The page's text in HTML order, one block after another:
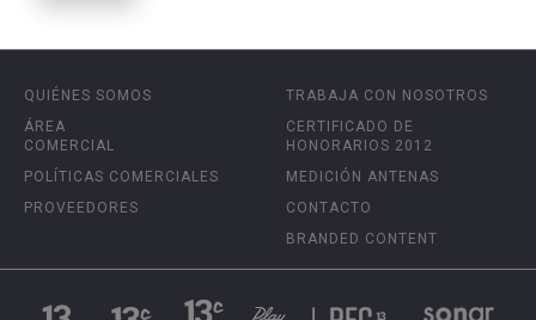
QUIÉNES SOMOS
ÁREA
COMERCIAL
POLÍTICAS COMERCIALES
PROVEEDORES
TRABAJA CON NOSOTROS
CERTIFICADO DE
HONORARIOS 2012
MEDICIÓN ANTENAS
CONTACTO
BRANDED CONTENT